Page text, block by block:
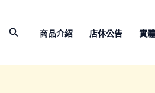
搜
商品介紹 店休公告 實